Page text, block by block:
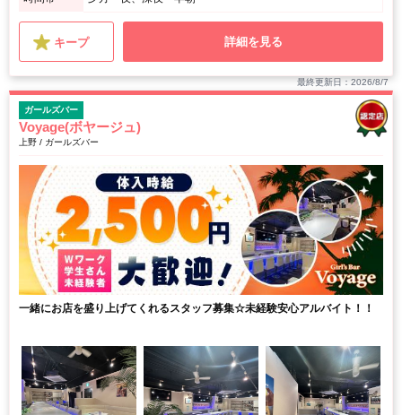
キープ 詳細を見る
最終更新日：2026/8/7
ガールズバー
Voyage(ボヤージュ)
上野 / ガールズバー
一緒にお店を盛り上げてくれるスタッフ募集☆未経験安心アルバイト！！